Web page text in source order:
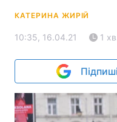
КАТЕРИНА ЖИРІЙ
10:35, 16.04.21 1